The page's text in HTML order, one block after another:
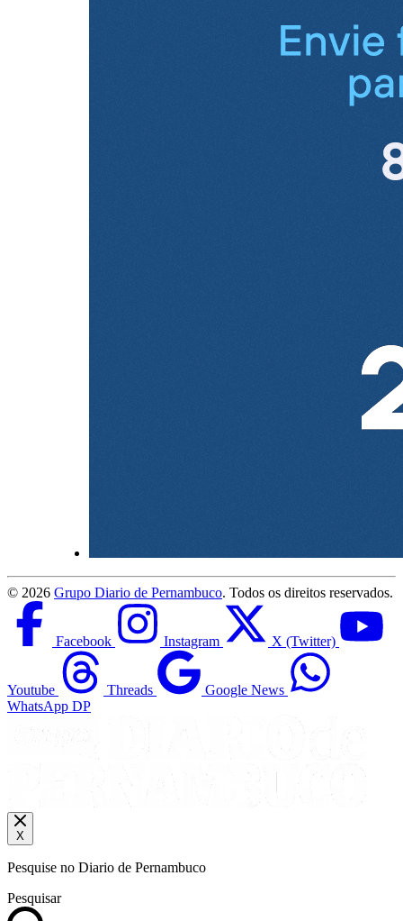
© 2026 Grupo Diario de Pernambuco. Todos os direitos reservados.
Facebook Instagram X (Twitter)
Youtube Threads
Google News
WhatsApp DP
X
Pesquise no Diario de Pernambuco
Pesquisar